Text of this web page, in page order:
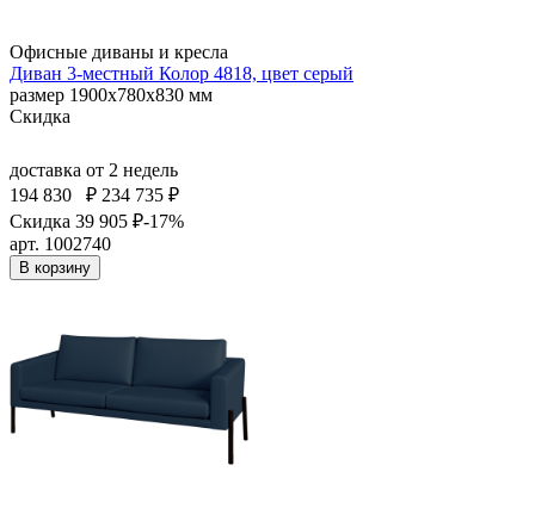
Офисные диваны и кресла
Диван 3-местный Колор 4818, цвет серый
размер 1900х780х830 мм
Скидка
доставка от 2 недель
194 830
₽ 234 735 ₽
Скидка 39 905 ₽-17%
арт. 1002740
В корзину